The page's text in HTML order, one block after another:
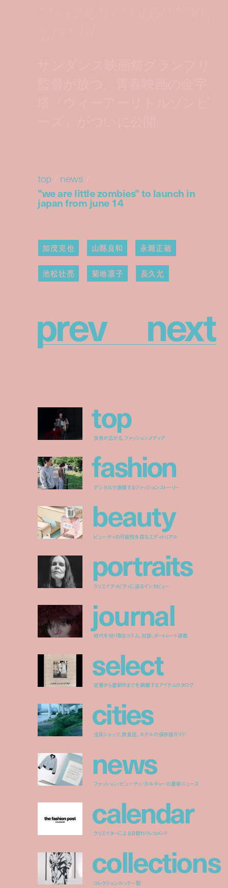
top/ news
"we are little zombies" to launch in
japan from june 14
加茂克也 山縣良和 永瀬正敏
池松壮亮 菊地凛子 長久允
prev next
top
世界が広がる、ファッションメディア
fashion
デジタルで表現するファッションストーリー
beauty
ビューティの可能性を探るエディトリアル
portraits
クリエイティビティに迫るインタビュー
journal
時代を切り取るコラム、対談、ポートレート連載
select
定番から最新作までを網羅するアイテムカタログ
cities
注目ショップ、飲食店、ホテルの保存版ガイド
news
ファッション/ビューティ/カルチャーの最新ニュース
calendar
クリエイターによる日替わりレコメンド
collections
コレクションルック一覧